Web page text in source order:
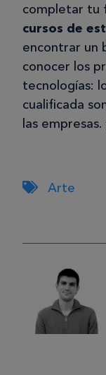
completar tu
cursos de
encontrar un
conocer los
tecnologías:
cualificada
las
Arte